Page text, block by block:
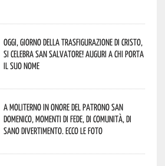
Oggi, giorno della Trasfigurazione di Cristo,
si celebra San Salvatore! Auguri a chi porta
il suo nome
A Moliterno in onore del Patrono San
Domenico, momenti di fede, di comunità, di
sano divertimento. Ecco le foto